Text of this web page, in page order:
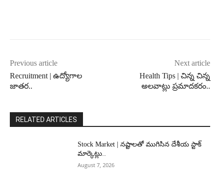
Previous article
Recruitment | ఉద్యోగాల
జాతర..
Next article
Health Tips | చిన్న చిన్న
అలవాట్లు ప్రమాదకరం..
RELATED ARTICLES
Stock Market | నష్టాలతో ముగిసిన దేశీయ స్టాక్
మార్కెట్లు..
August 7, 2026